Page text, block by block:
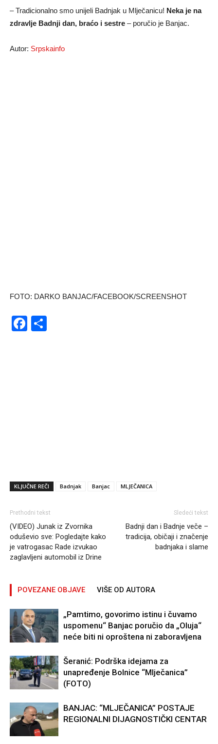
– Tradicionalno smo unijeli Badnjak u Mlječanicu! Neka je na
zdravlje Badnji dan, braćo i sestre – poručio je Banjac.
Autor: Srpskainfo
FOTO: DARKO BANJAC/FACEBOOK/SCREENSHOT
Facebook
KLJUČNE REČI Badnjak Banjac MLJEČANICA
Prethodni tekst
(VIDEO) Junak iz Zvornika
oduševio sve: Pogledajte kako
je vatrogasac Rade izvukao
zaglavljeni automobil iz Drine
Sledeći tekst
Badnji dan i Badnje veče –
tradicija, običaji i značenje
badnjaka i slame
POVEZANE OBJAVE VIŠE OD AUTORA
„Pamtimo, govorimo istinu i čuvamo
uspomenu“ Banjac poručio da „Oluja“
neće biti ni oproštena ni zaboravljena
Šeranić: Podrška idejama za
unapređenje Bolnice “Mlječanica”
(FOTO)
BANJAC: “MLJEČANICA” POSTAJE
REGIONALNI DIJAGNOSTIČKI CENTAR